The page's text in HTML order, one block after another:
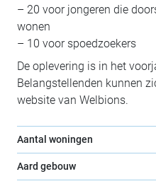
– 20 voor jongeren die
wonen
– 10 voor spoedzoekers
De oplevering is in het
Belangstellenden kunnen
website van Welbions.
Aantal woningen
Aard gebouw